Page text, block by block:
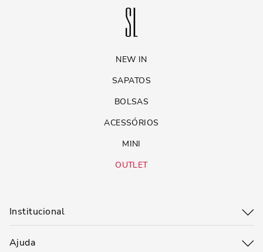
NEW IN
SAPATOS
BOLSAS
ACESSÓRIOS
MINI
OUTLET
Institucional
Ajuda